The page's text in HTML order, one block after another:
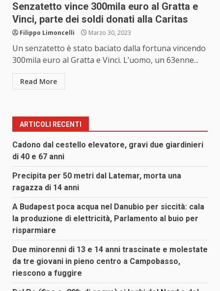
Senzatetto vince 300mila euro al Gratta e
Vinci, parte dei soldi donati alla Caritas
Filippo Limoncelli Marzo 30, 2023
Un senzatetto è stato baciato dalla fortuna vincendo
300mila euro al Gratta e Vinci. L’uomo, un 63enne...
Read More
ARTICOLI RECENTI
Cadono dal cestello elevatore, gravi due giardinieri
di 40 e 67 anni
Precipita per 50 metri dal Latemar, morta una
ragazza di 14 anni
A Budapest poca acqua nel Danubio per siccità: cala
la produzione di elettricità, Parlamento al buio per
risparmiare
Due minorenni di 13 e 14 anni trascinate e molestate
da tre giovani in pieno centro a Campobasso,
riescono a fuggire